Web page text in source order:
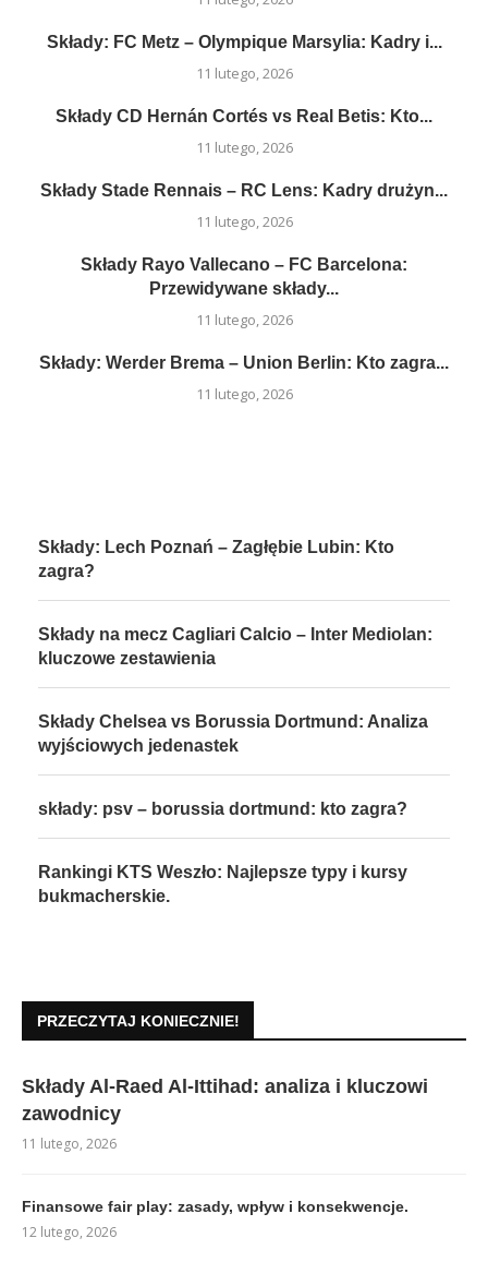
Składy: FC Metz – Olympique Marsylia: Kadry i...
11 lutego, 2026
Składy CD Hernán Cortés vs Real Betis: Kto...
11 lutego, 2026
Składy Stade Rennais – RC Lens: Kadry drużyn...
11 lutego, 2026
Składy Rayo Vallecano – FC Barcelona:
Przewidywane składy...
11 lutego, 2026
Składy: Werder Brema – Union Berlin: Kto zagra...
11 lutego, 2026
Składy: Lech Poznań – Zagłębie Lubin: Kto
zagra?
Składy na mecz Cagliari Calcio – Inter Mediolan:
kluczowe zestawienia
Składy Chelsea vs Borussia Dortmund: Analiza
wyjściowych jedenastek
składy: psv – borussia dortmund: kto zagra?
Rankingi KTS Weszło: Najlepsze typy i kursy
bukmacherskie.
PRZECZYTAJ KONIECZNIE!
Składy Al-Raed Al-Ittihad: analiza i kluczowi
zawodnicy
11 lutego, 2026
Finansowe fair play: zasady, wpływ i konsekwencje.
12 lutego, 2026